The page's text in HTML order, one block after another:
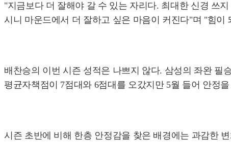
"지금보다 더 잘해야 갈 수 있는 자리다. 최대한 신경 쓰
시니 마운드에서 더 잘하고 싶은 마음이 커진다"며 "힘이
배찬승의 이번 시즌 성적은 나쁘지 않다. 삼성의 좌완 필
평균자책점이 7점대와 6점대를 오갔지만 5월 들어 안정
시즌 초반에 비해 한층 안정감을 찾은 배경에는 과감한